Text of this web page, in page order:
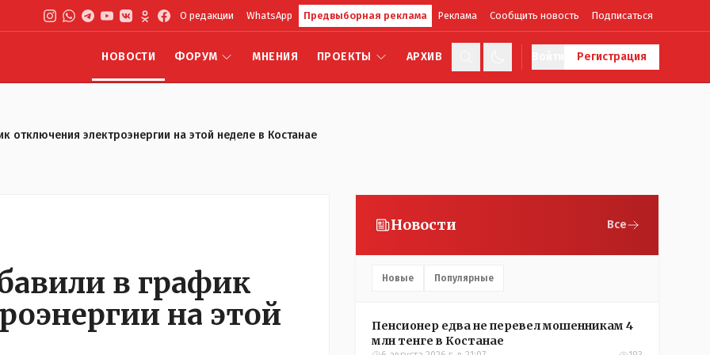
О редакции WhatsApp Предвыборная реклама Реклама Сообщить новость Подписаться
НОВОСТИ ФОРУМ МНЕНИЯ ПРОЕКТЫ АРХИВ Регистрация
отключения электроэнергии на этой неделе в Костанае
в график
на этой
Новости Все
Новые Популярные
Пенсионер едва не перевел мошенникам 4
млн тенге в Костанае